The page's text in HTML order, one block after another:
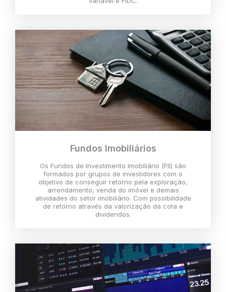
Fundos Imobiliários
Os Fundos de Investimento Imobiliário (FII) são
formados por grupos de investidores com o
objetivo de conseguir retorno pela exploração,
arrendamento, venda do imóvel e demais
atividades do setor imobiliário. Com possibilidade
de retorno através da valorização da cota e
dividendos.